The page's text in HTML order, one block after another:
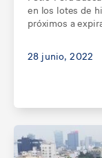
en los lotes de
próximos a
28 junio, 2022